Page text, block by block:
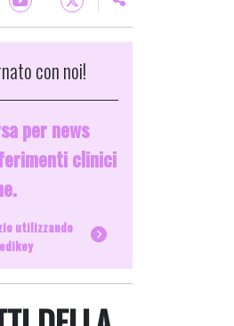
con noi!
per news
clinici
utilizzando